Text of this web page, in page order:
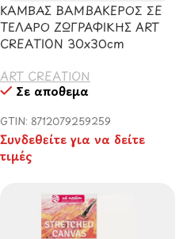
ΚΑΜΒΑΣ ΒΑΜΒΑΚΕΡΟΣ ΣΕ
ΤΕΛΑΡΟ ΖΩΓΡΑΦΙΚΗΣ ART
CREATION 30x30cm
ART CREATION
Σε απόθεμα
GTIN: 8712079259259
Συνδεθείτε για να δείτε
τιμές